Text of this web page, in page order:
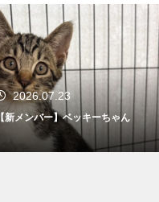
2026.07.23
【新メンバー】ベッキーちゃん